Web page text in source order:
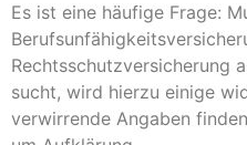
Es ist eine häufige Frage:
Rechtsschutzversicherung
sucht, wird hierzu einige
verwirrende Angaben